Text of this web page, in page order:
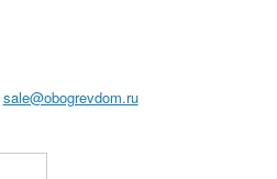
sale@obogrevdom.ru